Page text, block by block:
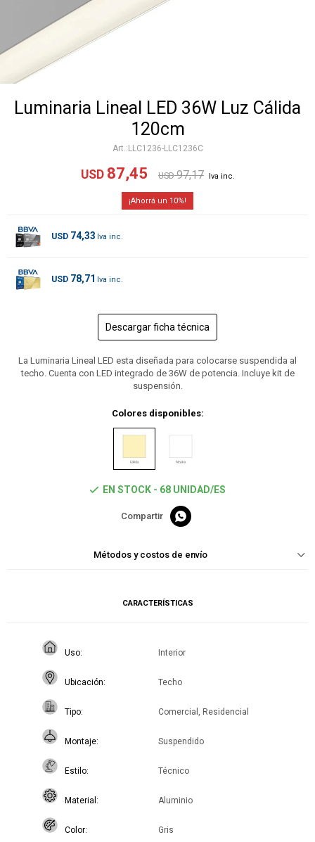
Luminaria Lineal LED 36W Luz Cálida
120cm
LLC1236-LLC1236C
USD 87,45 USD 97,17
10
USD 74,33
USD 78,71
Descargar ficha técnica
La Luminaria Lineal LED esta diseñada para colocarse suspendida al
techo. Cuenta con LED integrado de 36W de potencia. Incluye kit de
suspensión.
Colores disponibles:
EN STOCK - 68 UNIDAD/ES

Métodos y costos de envío
CARACTERÍSTICAS
Uso Interior
Ubicación Techo
Tipo Comercial, Residencial
Montaje Suspendido
Estilo Técnico
Material Aluminio
Color Gris